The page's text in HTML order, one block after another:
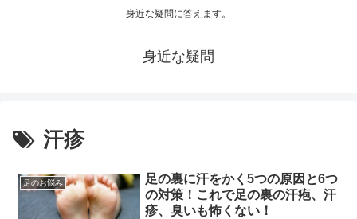
身近な疑問に答えます。
身近な疑問
汗疹
足のお悩み
足の裏に汗をかく5つの原因と6つ
の対策！これで足の裏の汗疱、汗
疹、臭いも怖くない！